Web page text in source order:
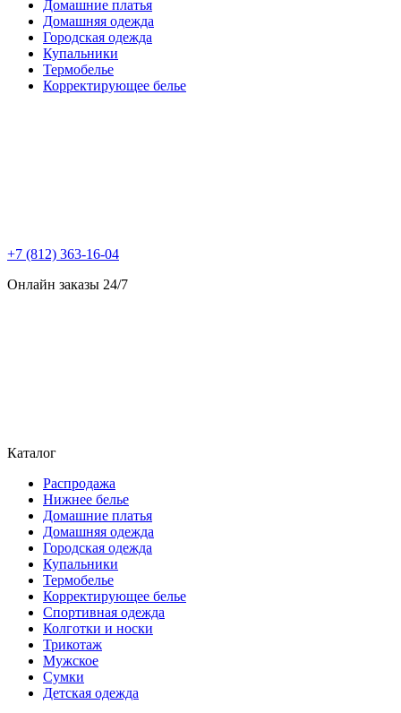
Домашние платья
Домашняя одежда
Городская одежда
Купальники
Термобелье
Корректирующее белье
+7 (812) 363-16-04
Онлайн заказы 24/7
Каталог
Распродажа
Нижнее белье
Домашние платья
Домашняя одежда
Городская одежда
Купальники
Термобелье
Корректирующее белье
Спортивная одежда
Колготки и носки
Трикотаж
Мужское
Сумки
Детская одежда